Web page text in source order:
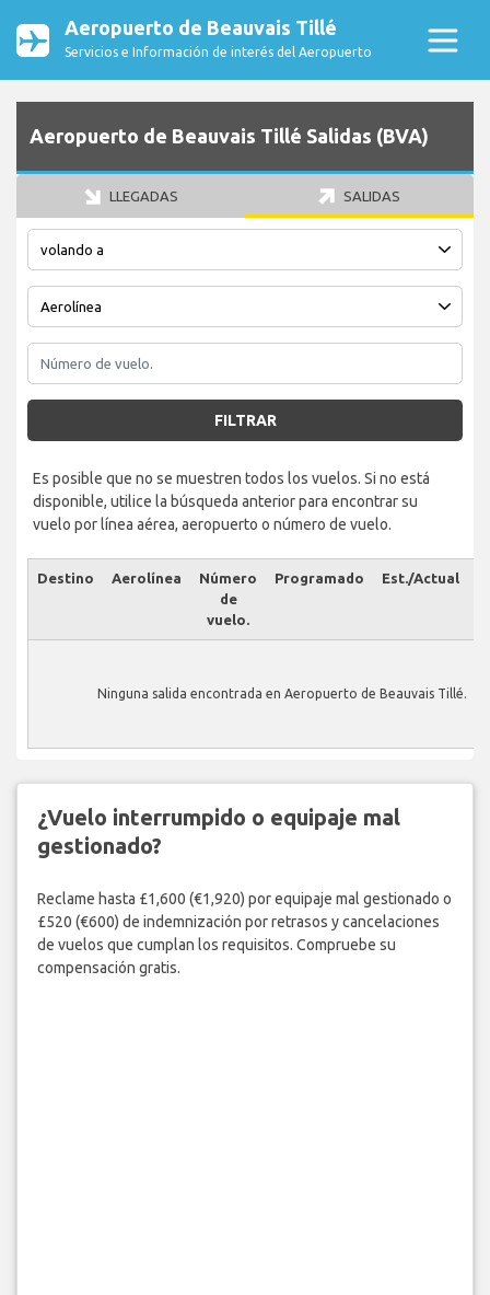
Aeropuerto de Beauvais Tillé
Servicios e Información de interés del Aeropuerto
Aeropuerto de Beauvais Tillé Salidas (BVA)
LLEGADAS SALIDAS
FILTRAR
Es posible que no se muestren todos los vuelos. Si no está
disponible, utilice la búsqueda anterior para encontrar su
vuelo por línea aérea, aeropuerto o número de vuelo.
Destino Aerolínea
Número
de
vuelo.
Programado Est./Actual
Ninguna salida encontrada en Aeropuerto de Beauvais Tillé.
¿Vuelo interrumpido o equipaje mal
gestionado?
Reclame hasta £1,600 (€1,920) por equipaje mal gestionado o
£520 (€600) de indemnización por retrasos y cancelaciones
de vuelos que cumplan los requisitos. Compruebe su
compensación gratis.